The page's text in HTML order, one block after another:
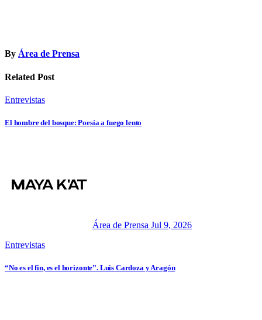
By Área de Prensa
Related Post
Entrevistas
El hombre del bosque: Poesía a fuego lento
Área de Prensa Jul 9, 2026
Entrevistas
“No es el fin, es el horizonte”. Luis Cardoza y Aragón